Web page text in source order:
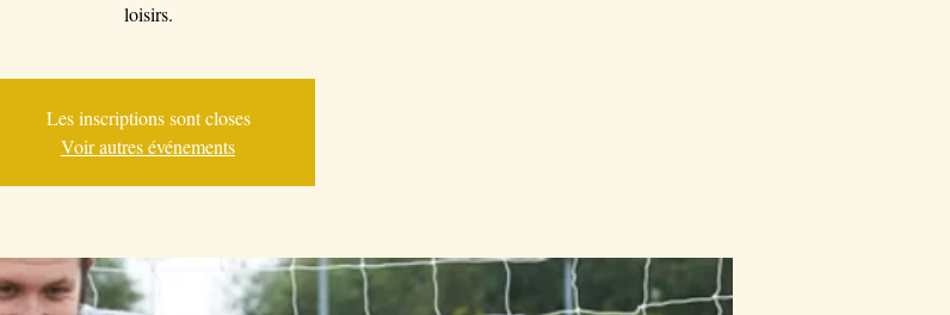
loisirs.
Les inscriptions sont closes
Voir autres événements